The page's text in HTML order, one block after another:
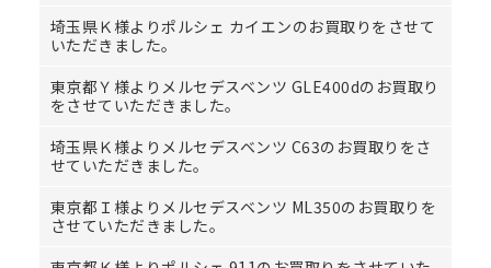
埼玉県Ｋ様よりポルシェ カイエンのお買取りをさせて
いただきました。
東京都Ｙ様よりメルセデスベンツ GLE400dのお買取り
をさせていただきました。
埼玉県Ｋ様よりメルセデスベンツ C63のお買取りをさ
せていただきました。
東京都Ｉ様よりメルセデスベンツ ML350のお買取りを
させていただきました。